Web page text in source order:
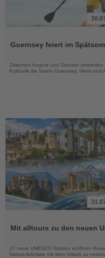
die
Guernsey feiert im
Zwischen August und Oktober
Kulinarik die Inseln Guernsey, Herm und
dieMit alltours zu den neuen
27 neue UNESCO-Stätten eröffnen
Naturerlebnisse mit dem Urlaub zu